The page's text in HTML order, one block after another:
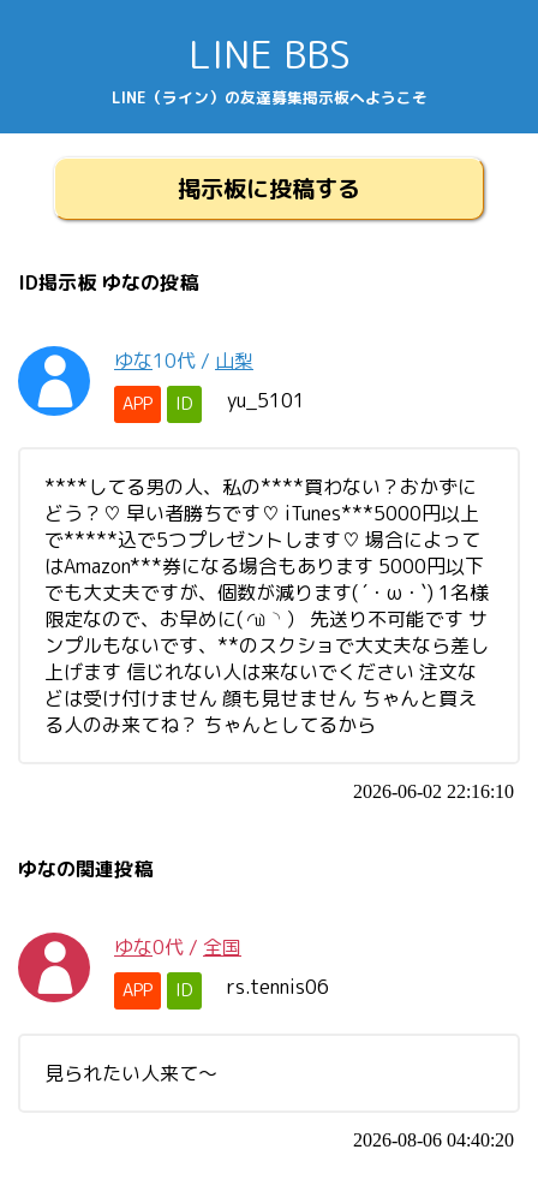
LINE BBS
LINE（ライン）の友達募集掲示板へようこそ
掲示板に投稿する
ID掲示板 ゆなの投稿
ゆな10代 / 山梨
APP ID yu_5101
****してる男の人、私の****買わない？おかずに
どう？♡ 早い者勝ちです♡ iTunes***5000円以上
で*****込で5つプレゼントします♡ 場合によって
はAmazon***券になる場合もあります 5000円以下
でも大丈夫ですが、個数が減ります( ´・ω・`) 1名様
限定なので、お早めに‪( ◜௰◝ ）‬ 先送り不可能です サ
ンプルもないです、**のスクショで大丈夫なら差し
上げます 信じれない人は来ないでください 注文な
どは受け付けません 顔も見せません ちゃんと買え
る人のみ来てね？ ちゃんとしてるから
2026-06-02 22:16:10
ゆなの関連投稿
ゆな0代 / 全国
APP ID rs.tennis06
見られたい人来て〜
2026-08-06 04:40:20